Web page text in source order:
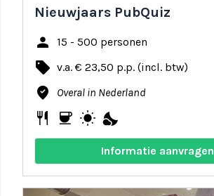
Nieuwjaars PubQuiz
person 15 - 500 personen
local_offer v.a. € 23,50 p.p. (incl. btw)
where_to_vote Overal in Nederland
restaurant coffee wb_sunny nights_stay
Informatie aanvragen